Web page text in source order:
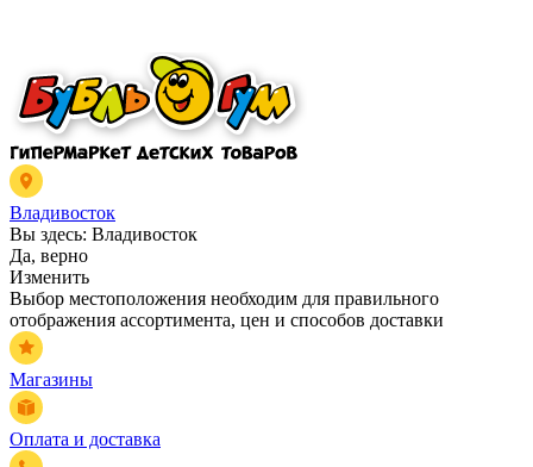
Владивосток
Вы здесь: Владивосток
Да, верно
Изменить
Выбор местоположения необходим для правильного
отображения ассортимента, цен и способов доставки
Магазины
Оплата и доставка